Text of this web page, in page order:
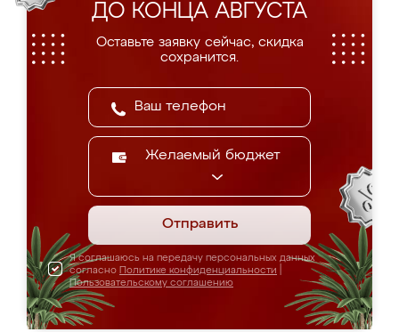
ДО КОНЦА АВГУСТА
Оставьте заявку сейчас, скидка
сохранится.
Желаемый бюджет
Отправить
Я соглашаюсь на передачу персональных данных
согласно Политике конфиденциальности
Пользовательскому соглашению